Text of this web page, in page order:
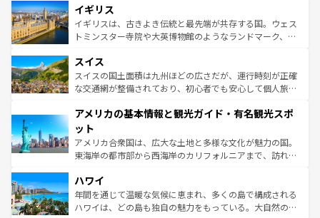
香り高いラベンダー畑など、多彩な楽しみ方が可能だ。さ
らに、パリ以外の地域にも魅力が溢れており、どの街角に
も豊かな歴史と文化が息づいている。パリ以外の個性あふ
を参照してほしい。
顔を持つこの国は、どこを歩いても飽きることがない。ベ
ルリンの文化的活気、バイエルン州のアルプスの絶景、そ
してライン川沿いのワイン畑といった風景は必見。ビール
は、お酒好きな人にはぜひ体験してほしい。 なお、新着の
ドイツ情報はコンテンツ一覧を参照してほしい。
イギリス
イギリスは、古きよき伝統と最先端が共存する国。ウェス
トミンスター寺院や大英博物館のようなランドマーク、歴
リアごとに異なる魅力がある。また、優雅なアフタヌーン
ティー、ビール好きにはたまらない英国パブ、サッカー観
戦など、本場だからこそできる体験も豊富。イギリスを旅
ンツ一覧を参照してほしい。
スイス
スイスの国土面積は九州ほどの広さだが、運行時刻が正確
な交通網が整備されており、初心者でも安心して個人旅行
の建物がそのまま残る町や、スイスならではのユニークな
博物館もあり、アルプス観光だけでなく町歩きも満喫する
ことができる。国民の所得が高いため物価も高いが、旅行
者向けの交通パス提供のサービスもあり、うまく活用すれ
着のスイス情報は
アメリカの基本情報と観光ガイド・有名観光スポ
ット
アメリカ合衆国は、広大な土地と多様な文化が魅力の国。
東海岸の都市部から西海岸のカリフォルニアまで、訪れる
のような巨大都市は、観光、ショッピング、エンターテイ
ンメントが詰まった刺激的なスポットだ。一方、アメリカ
西部には大自然が広がり、グランドキャニオンやイエロー
ハワイ
年間を通じて温暖な気候に恵まれ、多くの島で構成される
ハワイは、どの島も独自の魅力をもっている。大自然の神